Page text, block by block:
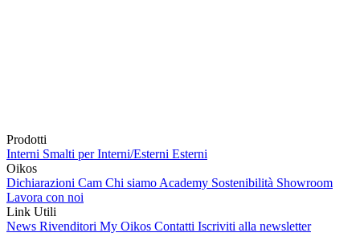
Prodotti
Interni Smalti per Interni/Esterni Esterni
Oikos
Dichiarazioni Cam Chi siamo Academy Sostenibilità Showroom
Lavora con noi
Link Utili
News Rivenditori My Oikos Contatti Iscriviti alla newsletter